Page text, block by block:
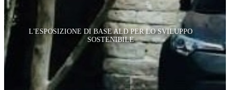
L'ESPOSIZIONE DI BASE ALD PER LO SVILUPPO
SOSTENIBILE